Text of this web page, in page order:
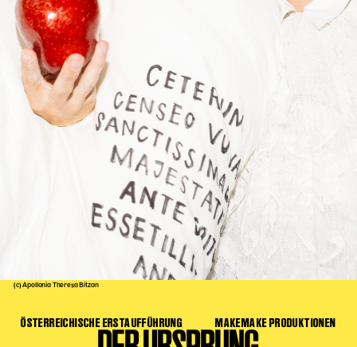
Extras
Available for Touring
Archiv
MITSPIELEN
Macht Wahn Sinn
Kinder Kunst
Abenteuernacht
Kinder-Redaktion
Next Generation
MAGMA 25/26
(c) Apollonia Theresa Bitzan
ÖSTERREICHISCHE ERSTAUFFÜHRUNG MAKEMAKE PRODUKTIONEN